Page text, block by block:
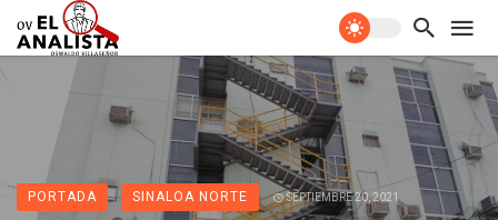
PORTADA SINALOA NORTE SEPTIEMBRE 20, 2021